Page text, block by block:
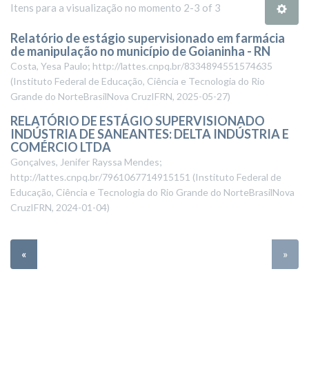
Itens para a visualização no momento 2-3 of 3
Relatório de estágio supervisionado em farmácia
de manipulação no município de Goianinha - RN
Costa, Yesa Paulo; http://lattes.cnpq.br/8334894551574635
(Instituto Federal de Educação, Ciência e Tecnologia do Rio
Grande do NorteBrasilNova CruzIFRN, 2025-05-27)
RELATÓRIO DE ESTÁGIO SUPERVISIONADO
INDÚSTRIA DE SANEANTES: DELTA INDÚSTRIA E
COMÉRCIO LTDA
Gonçalves, Jenifer Rayssa Mendes;
http://lattes.cnpq.br/7961067714915151 (Instituto Federal de
Educação, Ciência e Tecnologia do Rio Grande do NorteBrasilNova
CruzIFRN, 2024-01-04)
« »